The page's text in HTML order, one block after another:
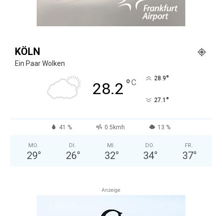
KÖLN
Ein Paar Wolken
28.2 °C 28.9°
27.1 °
41 % 0.5kmh 13 %
MO.
29°
DI.
26°
MI.
32°
DO.
34°
FR.
37°
Anzeige